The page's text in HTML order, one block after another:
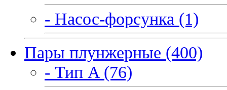
- Насос-форсунка (1)
Пары плунжерные (400)
- Тип A (76)